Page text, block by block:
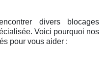
divers blocages
Voici pourquoi nos
pour vous aider :